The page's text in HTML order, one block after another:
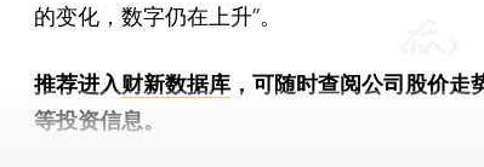
的变化，数字仍在上升”。
推荐进入财新数据库 ，可随时查阅公司股价走
等投资信息。